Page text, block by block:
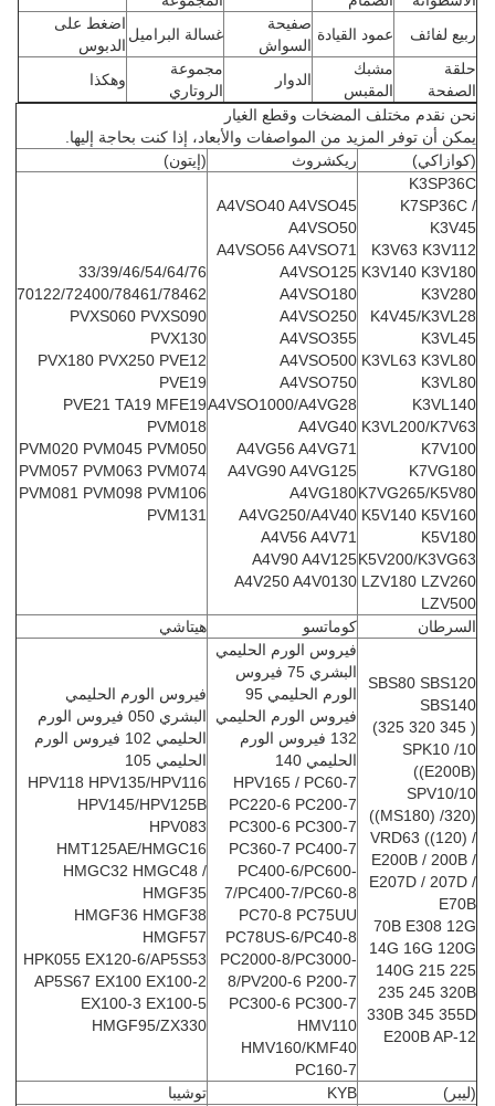
ربيع لفائف
عمود القيادة
صفيحة
السواش
غسالة البراميل
اضغط على
الدبوس
حلقة
الصفحة
مشبك
المقبس
الدوار
مجموعة
الروتاري
وهكذا
نحن نقدم مختلف المضخات وقطع الغيار
يمكن أن توفر المزيد من المواصفات والأبعاد، إذا كنت بحاجة إليها.
(كوازاكي)
ريكشروث
(إيتون)
K3SP36C
K7SP36C /
K3V45
K3V63 K3V112
K3V140 K3V180
K3V280
K4V45/K3VL28
K3VL45
K3VL63 K3VL80
K3VL80
K3VL140
K3VL200/K7V63
K7V100
K7VG180
K7VG265/K5V80
K5V140 K5V160
K5V180
K5V200/K3VG63
LZV180 LZV260
LZV500
A4VSO40 A4VSO45
A4VSO50
A4VSO56 A4VSO71
A4VSO125
A4VSO180
A4VSO250
A4VSO355
A4VSO500
A4VSO750
A4VSO1000/A4VG28
A4VG40
A4VG56 A4VG71
A4VG90 A4VG125
A4VG180
A4VG250/A4V40
A4V56 A4V71
A4V90 A4V125
A4V250 A4V0130
33/39/46/54/64/76
70122/72400/78461/78462
PVXS060 PVXS090
PVX130
PVX180 PVX250 PVE12
PVE19
PVE21 TA19 MFE19
PVM018
PVM020 PVM045 PVM050
PVM057 PVM063 PVM074
PVM081 PVM098 PVM106
PVM131
السرطان كوماتسو هيتاشي
SBS80 SBS120
SBS140
( 345 320 325)
SPK10 /10
((E200B)
SPV10/10
((MS180) /320)
VRD63 ((120) /
E200B / 200B /
E207D / 207D /
E70B
70B E308 12G
14G 16G 120G
140G 215 225
235 245 320B
330B 345 355D
E200B AP-12
فيروس الورم الحليمي
البشري 75 فيروس
الورم الحليمي 95
فيروس الورم الحليمي
132 فيروس الورم
الحليمي 140
HPV165 / PC60-7
PC220-6 PC200-7
PC300-6 PC300-7
PC360-7 PC400-7
PC400-6/PC600-
7/PC400-7/PC60-8
PC70-8 PC75UU
PC78US-6/PC40-8
PC2000-8/PC3000-
8/PV200-6 P200-7
PC300-6 PC300-7
HMV110
HMV160/KMF40
PC160-7
فيروس الورم الحليمي
البشري 050 فيروس الورم
الحليمي 102 فيروس الورم
الحليمي 105
HPV118 HPV135/HPV116
HPV145/HPV125B
HPV083
HMT125AE/HMGC16
HMGC32 HMGC48 /
HMGF35
HMGF36 HMGF38
HMGF57
HPK055 EX120-6/AP5S53
AP5S67 EX100 EX100-2
EX100-3 EX100-5
HMGF95/ZX330
(ليبر) KYB
توشيبا